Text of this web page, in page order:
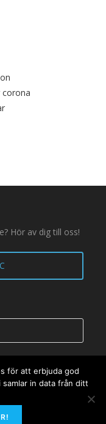
corona
Hör av dig till oss!
för att erbjuda god
in data från ditt